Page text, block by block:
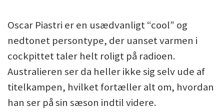
Oscar Piastri er en usædvanligt “cool” og
nedtonet persontype, der uanset varmen i
cockpittet taler helt roligt på radioen.
Australieren ser da heller ikke sig selv ude af
titelkampen, hvilket fortæller alt om, hvordan
han ser på sin sæson indtil videre.